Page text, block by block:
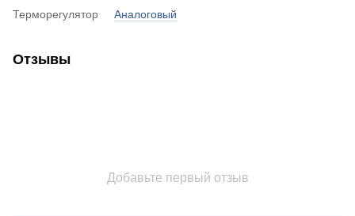
Терморегулятор Аналоговый
Отзывы
Добавьте первый отзыв